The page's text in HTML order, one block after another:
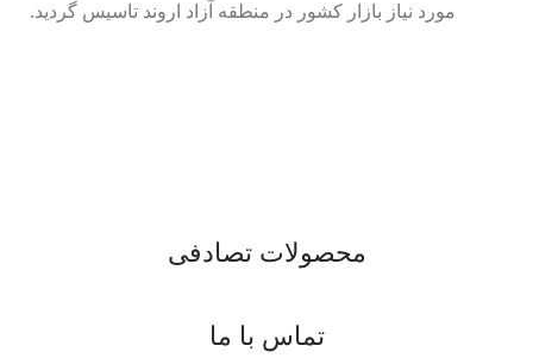
مورد نیاز بازار کشور در منطقه آزاد اروند تاسیس گردید.
محصولات تصادفی
تماس با ما